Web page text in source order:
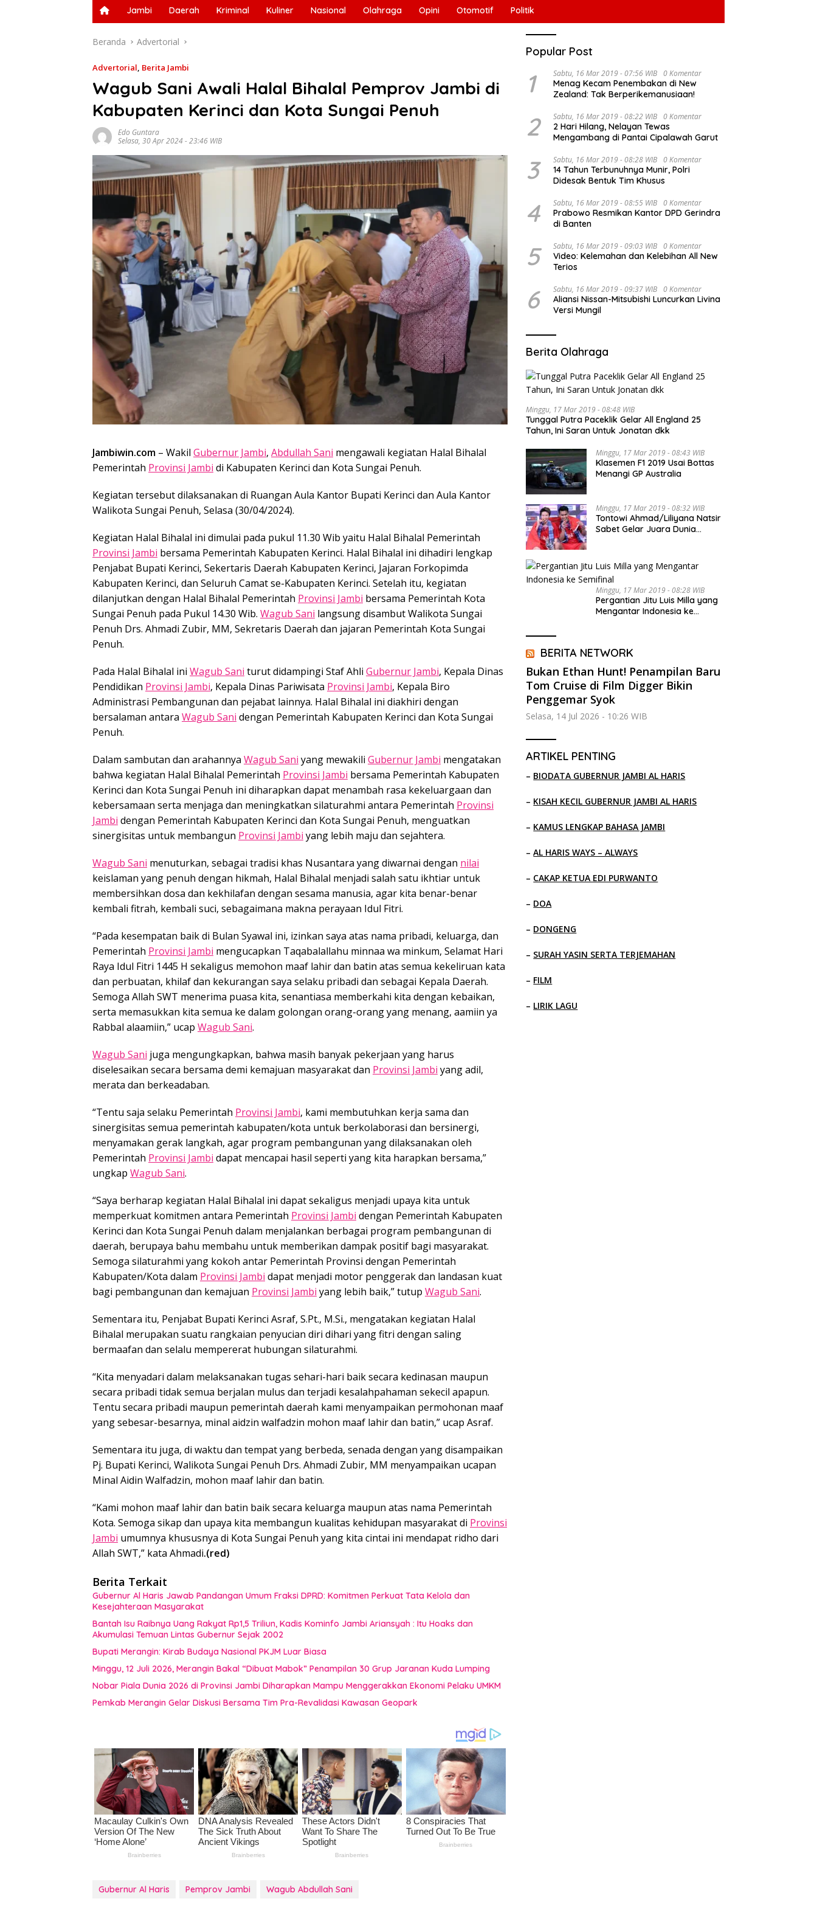
Jambi Daerah Kriminal Kuliner Nasional Olahraga Opini Otomotif Politik
Beranda Advertorial
Advertorial, Berita Jambi
Wagub Sani Awali Halal Bihalal Pemprov Jambi di
Kabupaten Kerinci dan Kota Sungai Penuh
Edo Guntara
Selasa, 30 Apr 2024 - 23:46 WIB
Jambiwin.com – Wakil Gubernur Jambi, Abdullah Sani mengawali kegiatan Halal Bihalal
Pemerintah Provinsi Jambi di Kabupaten Kerinci dan Kota Sungai Penuh.
Kegiatan tersebut dilaksanakan di Ruangan Aula Kantor Bupati Kerinci dan Aula Kantor
Walikota Sungai Penuh, Selasa (30/04/2024).
Kegiatan Halal Bihalal ini dimulai pada pukul 11.30 Wib yaitu Halal Bihalal Pemerintah
Provinsi Jambi bersama Pemerintah Kabupaten Kerinci. Halal Bihalal ini dihadiri lengkap
Penjabat Bupati Kerinci, Sekertaris Daerah Kabupaten Kerinci, Jajaran Forkopimda
Kabupaten Kerinci, dan Seluruh Camat se-Kabupaten Kerinci. Setelah itu, kegiatan
dilanjutkan dengan Halal Bihalal Pemerintah Provinsi Jambi bersama Pemerintah Kota
Sungai Penuh pada Pukul 14.30 Wib. Wagub Sani langsung disambut Walikota Sungai
Penuh Drs. Ahmadi Zubir, MM, Sekretaris Daerah dan jajaran Pemerintah Kota Sungai
Penuh.
Pada Halal Bihalal ini Wagub Sani turut didampingi Staf Ahli Gubernur Jambi, Kepala Dinas
Pendidikan Provinsi Jambi, Kepala Dinas Pariwisata Provinsi Jambi, Kepala Biro
Administrasi Pembangunan dan pejabat lainnya. Halal Bihalal ini diakhiri dengan
bersalaman antara Wagub Sani dengan Pemerintah Kabupaten Kerinci dan Kota Sungai
Penuh.
Dalam sambutan dan arahannya Wagub Sani yang mewakili Gubernur Jambi mengatakan
bahwa kegiatan Halal Bihalal Pemerintah Provinsi Jambi bersama Pemerintah Kabupaten
Kerinci dan Kota Sungai Penuh ini diharapkan dapat menambah rasa kekeluargaan dan
kebersamaan serta menjaga dan meningkatkan silaturahmi antara Pemerintah Provinsi
Jambi dengan Pemerintah Kabupaten Kerinci dan Kota Sungai Penuh, menguatkan
sinergisitas untuk membangun Provinsi Jambi yang lebih maju dan sejahtera.
Wagub Sani menuturkan, sebagai tradisi khas Nusantara yang diwarnai dengan nilai
keislaman yang penuh dengan hikmah, Halal Bihalal menjadi salah satu ikhtiar untuk
membersihkan dosa dan kekhilafan dengan sesama manusia, agar kita benar-benar
kembali fitrah, kembali suci, sebagaimana makna perayaan Idul Fitri.
“Pada kesempatan baik di Bulan Syawal ini, izinkan saya atas nama pribadi, keluarga, dan
Pemerintah Provinsi Jambi mengucapkan Taqabalallahu minnaa wa minkum, Selamat Hari
Raya Idul Fitri 1445 H sekaligus memohon maaf lahir dan batin atas semua kekeliruan kata
dan perbuatan, khilaf dan kekurangan saya selaku pribadi dan sebagai Kepala Daerah.
Semoga Allah SWT menerima puasa kita, senantiasa memberkahi kita dengan kebaikan,
serta memasukkan kita semua ke dalam golongan orang-orang yang menang, aamiin ya
Rabbal alaamiin,” ucap Wagub Sani.
Wagub Sani juga mengungkapkan, bahwa masih banyak pekerjaan yang harus
diselesaikan secara bersama demi kemajuan masyarakat dan Provinsi Jambi yang adil,
merata dan berkeadaban.
“Tentu saja selaku Pemerintah Provinsi Jambi, kami membutuhkan kerja sama dan
sinergisitas semua pemerintah kabupaten/kota untuk berkolaborasi dan bersinergi,
menyamakan gerak langkah, agar program pembangunan yang dilaksanakan oleh
Pemerintah Provinsi Jambi dapat mencapai hasil seperti yang kita harapkan bersama,”
ungkap Wagub Sani.
“Saya berharap kegiatan Halal Bihalal ini dapat sekaligus menjadi upaya kita untuk
memperkuat komitmen antara Pemerintah Provinsi Jambi dengan Pemerintah Kabupaten
Kerinci dan Kota Sungai Penuh dalam menjalankan berbagai program pembangunan di
daerah, berupaya bahu membahu untuk memberikan dampak positif bagi masyarakat.
Semoga silaturahmi yang kokoh antar Pemerintah Provinsi dengan Pemerintah
Kabupaten/Kota dalam Provinsi Jambi dapat menjadi motor penggerak dan landasan kuat
bagi pembangunan dan kemajuan Provinsi Jambi yang lebih baik,” tutup Wagub Sani.
Sementara itu, Penjabat Bupati Kerinci Asraf, S.Pt., M.Si., mengatakan kegiatan Halal
Bihalal merupakan suatu rangkaian penyucian diri dihari yang fitri dengan saling
bermaafan dan selalu mempererat hubungan silaturahmi.
“Kita menyadari dalam melaksanakan tugas sehari-hari baik secara kedinasan maupun
secara pribadi tidak semua berjalan mulus dan terjadi kesalahpahaman sekecil apapun.
Tentu secara pribadi maupun pemerintah daerah kami menyampaikan permohonan maaf
yang sebesar-besarnya, minal aidzin walfadzin mohon maaf lahir dan batin,” ucap Asraf.
Sementara itu juga, di waktu dan tempat yang berbeda, senada dengan yang disampaikan
Pj. Bupati Kerinci, Walikota Sungai Penuh Drs. Ahmadi Zubir, MM menyampaikan ucapan
Minal Aidin Walfadzin, mohon maaf lahir dan batin.
“Kami mohon maaf lahir dan batin baik secara keluarga maupun atas nama Pemerintah
Kota. Semoga sikap dan upaya kita membangun kualitas kehidupan masyarakat di Provinsi
Jambi umumnya khususnya di Kota Sungai Penuh yang kita cintai ini mendapat ridho dari
Allah SWT,” kata Ahmadi.(red)
Berita Terkait
Gubernur Al Haris Jawab Pandangan Umum Fraksi DPRD: Komitmen Perkuat Tata Kelola dan
Kesejahteraan Masyarakat
Bantah Isu Raibnya Uang Rakyat Rp1,5 Triliun, Kadis Kominfo Jambi Ariansyah : Itu Hoaks dan
Akumulasi Temuan Lintas Gubernur Sejak 2002
Bupati Merangin: Kirab Budaya Nasional PKJM Luar Biasa
Minggu, 12 Juli 2026, Merangin Bakal “Dibuat Mabok” Penampilan 30 Grup Jaranan Kuda Lumping
Nobar Piala Dunia 2026 di Provinsi Jambi Diharapkan Mampu Menggerakkan Ekonomi Pelaku UMKM
Pemkab Merangin Gelar Diskusi Bersama Tim Pra-Revalidasi Kawasan Geopark
Gubernur Al Haris Pemprov Jambi Wagub Abdullah Sani
Popular Post
1 Sabtu, 16 Mar 2019 - 07:56 WIB 0 Komentar
Menag Kecam Penembakan di New
Zealand: Tak Berperikemanusiaan!
2 Sabtu, 16 Mar 2019 - 08:22 WIB 0 Komentar
2 Hari Hilang, Nelayan Tewas
Mengambang di Pantai Cipalawah Garut
3 Sabtu, 16 Mar 2019 - 08:28 WIB 0 Komentar
14 Tahun Terbunuhnya Munir, Polri
Didesak Bentuk Tim Khusus
4 Sabtu, 16 Mar 2019 - 08:55 WIB 0 Komentar
Prabowo Resmikan Kantor DPD Gerindra
di Banten
5 Sabtu, 16 Mar 2019 - 09:03 WIB 0 Komentar
Video: Kelemahan dan Kelebihan All New
Terios
6 Sabtu, 16 Mar 2019 - 09:37 WIB 0 Komentar
Aliansi Nissan-Mitsubishi Luncurkan Livina
Versi Mungil
Berita Olahraga
Minggu, 17 Mar 2019 - 08:48 WIB
Tunggal Putra Paceklik Gelar All England 25
Tahun, Ini Saran Untuk Jonatan dkk
Minggu, 17 Mar 2019 - 08:43 WIB
Klasemen F1 2019 Usai Bottas
Menangi GP Australia
Minggu, 17 Mar 2019 - 08:32 WIB
Tontowi Ahmad/Liliyana Natsir
Sabet Gelar Juara Dunia
Minggu, 17 Mar 2019 - 08:28 WIB
Pergantian Jitu Luis Milla yang
Mengantar Indonesia ke
BERITA NETWORK
Bukan Ethan Hunt! Penampilan Baru
Tom Cruise di Film Digger Bikin
Penggemar Syok
Selasa, 14 Jul 2026 - 10:26 WIB
ARTIKEL PENTING
– BIODATA GUBERNUR JAMBI AL HARIS
– KISAH KECIL GUBERNUR JAMBI AL HARIS
– KAMUS LENGKAP BAHASA JAMBI
–AL HARIS WAYS – ALWAYS
– CAKAP KETUA EDI PURWANTO
– DOA
– DONGENG
– SURAH YASIN SERTA TERJEMAHAN
– FILM
– LIRIK LAGU